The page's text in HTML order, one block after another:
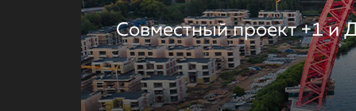
Совместный проект +1 и